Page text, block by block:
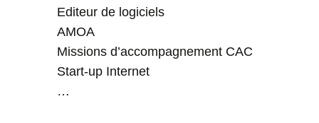
Editeur de logiciels
AMOA
Missions d’accompagnement CAC
Start-up Internet
…